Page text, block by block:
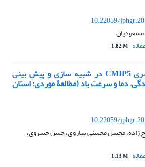
10.22059/
1.82 M
ارزیابی کارایی مدل سری CMIP5 در شبیه‏ سازی و پیش ‏بینی
دما و سرعت باد (مطالعۀ موردی: استان
10.22059/
زاده، محسن محسنی ساروی، حسن خسروی،
1.13 M